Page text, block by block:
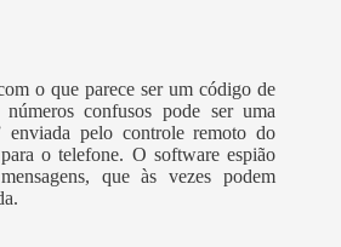
o que parece ser um código de
confusos pode ser uma
enviada pelo controle remoto do
o telefone. O software espião
que às vezes podem